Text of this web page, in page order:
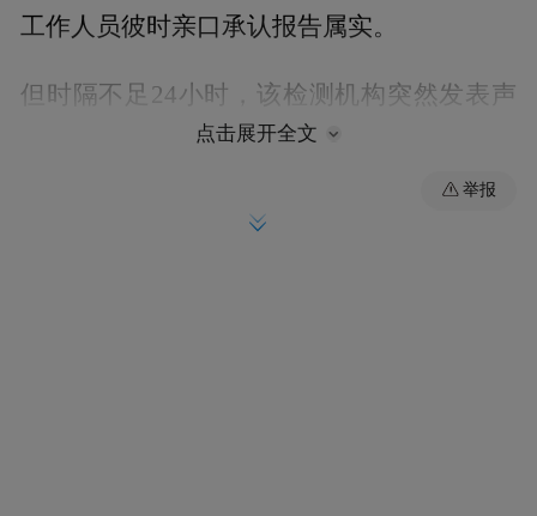
工作人员彼时亲口承认报告属实。
但时隔不足24小时，该检测机构突然发表声
明，否认网传检测报告的有效性。
6月26日，联信检测发布声明称：“线上流出
点击展开全文
举报